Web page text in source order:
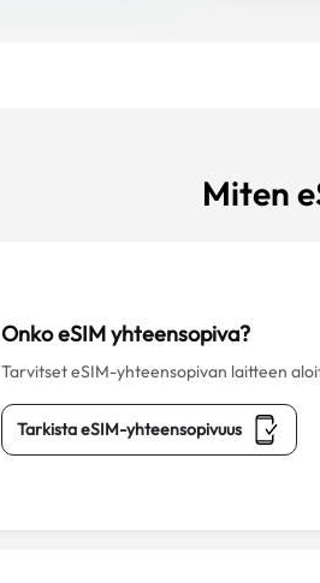
Miten
Onko eSIM yhteensopiva?
Tarvitset eSIM-yhteensopivan laitteen
Tarkista eSIM-yhteensopivuus